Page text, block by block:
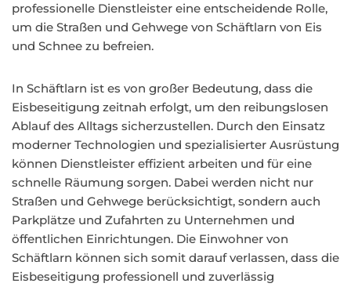
professionelle Dienstleister eine entscheidende Rolle,
um die Straßen und Gehwege von Schäftlarn von Eis
und Schnee zu befreien.
In Schäftlarn ist es von großer Bedeutung, dass die
Eisbeseitigung zeitnah erfolgt, um den reibungslosen
Ablauf des Alltags sicherzustellen. Durch den Einsatz
moderner Technologien und spezialisierter Ausrüstung
können Dienstleister effizient arbeiten und für eine
schnelle Räumung sorgen. Dabei werden nicht nur
Straßen und Gehwege berücksichtigt, sondern auch
Parkplätze und Zufahrten zu Unternehmen und
öffentlichen Einrichtungen. Die Einwohner von
Schäftlarn können sich somit darauf verlassen, dass die
Eisbeseitigung professionell und zuverlässig